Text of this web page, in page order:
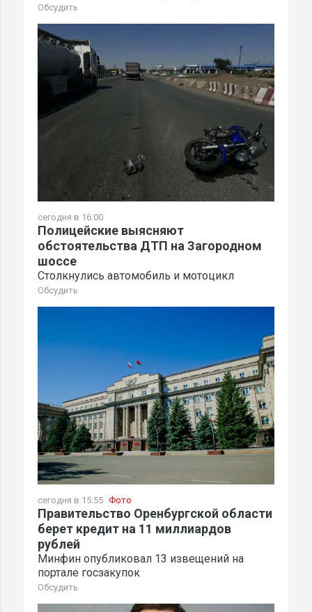
Обсудить
сегодня в 16:00
Полицейские выясняют
обстоятельства ДТП на Загородном
шоссе
Столкнулись автомобиль и мотоцикл
Обсудить
сегодня в 15:55 Фото
Правительство Оренбургской области
берет кредит на 11 миллиардов
рублей
Минфин опубликовал 13 извещений на
портале госзакупок
Обсудить